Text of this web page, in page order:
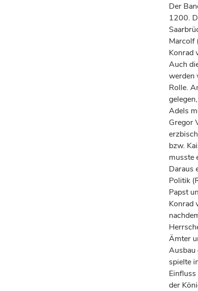
Der
1200.
Marcolf
Konrad
Auch
werden
Rolle.
Adels
Gregor
bzw.
musste
Daraus
Politik
Papst
Konrad
Ämter
Ausbau
spielte
der